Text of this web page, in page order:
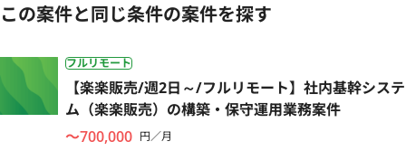
この案件と同じ条件の案件を探す
フルリモート
【楽楽販売/週2日～/フルリモート】社内基幹システ
ム（楽楽販売）の構築・保守運用業務案件
〜700,000 円／月